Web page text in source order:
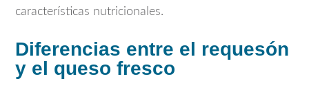
características nutricionales.
Diferencias entre el requesón
y el queso fresco